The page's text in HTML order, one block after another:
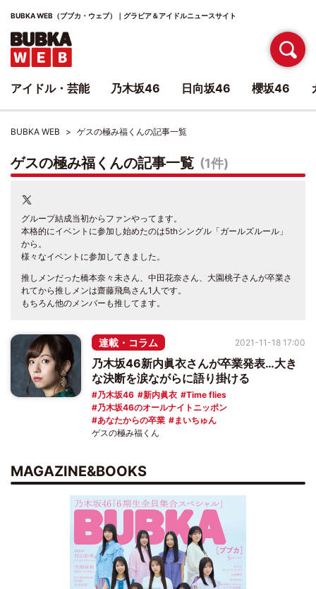
BUBKA WEB（ブブカ・ウェブ）｜グラビア＆アイドルニュースサイト
BUBKA WEB ゲスの極み福くんの記事一覧
ゲスの極み福くんの記事一覧 (1件)
グループ結成当初からファンやってます。
本格的にイベントに参加し始めたのは5thシングル「ガールズルール」
から。
様々なイベントに参加してきました。
推しメンだった橋本奈々未さん、中田花奈さん、大園桃子さんが卒業さ
れてから推しメンは齋藤飛鳥さん1人です。
もちろん他のメンバーも推してます。
連載・コラム
乃木坂46新内眞衣さんが卒業発表…大き
な決断を涙ながらに語り掛ける
乃木坂46 新内眞衣
Time flies
乃木坂46のオールナイトニッポン
あなたからの卒業
まいちゅん
2021-11-18 17:00
ゲスの極み福くん
MAGAZINE&BOOKS
アイドル・芸能 乃木坂46 日向坂46 櫻坂46